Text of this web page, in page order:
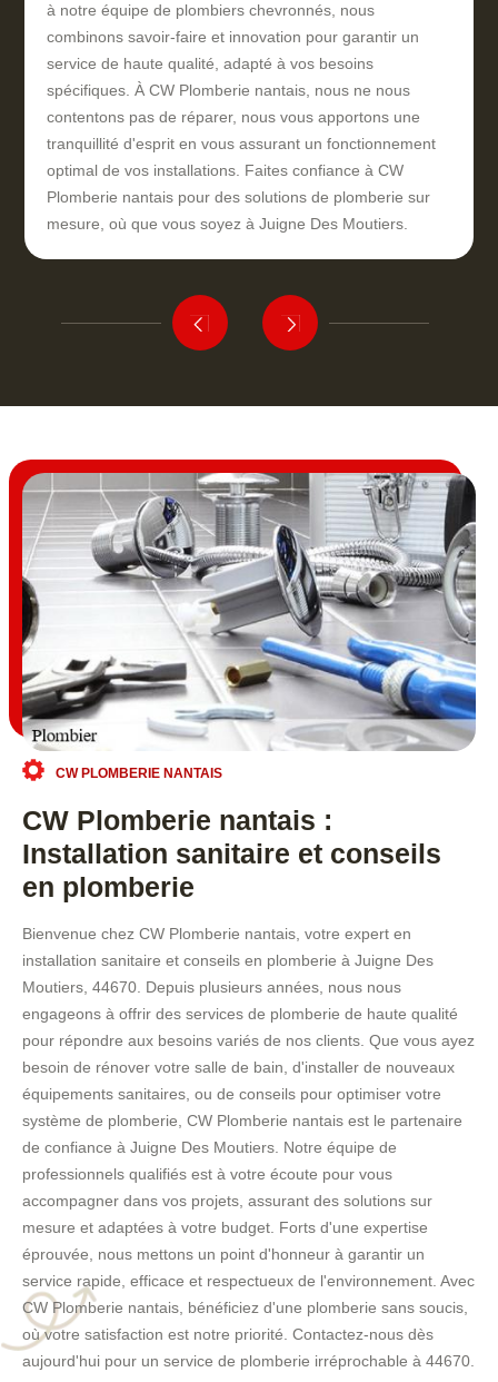
à notre équipe de plombiers chevronnés, nous
combinons savoir-faire et innovation pour garantir un
service de haute qualité, adapté à vos besoins
spécifiques. À CW Plomberie nantais, nous ne nous
contentons pas de réparer, nous vous apportons une
tranquillité d'esprit en vous assurant un fonctionnement
optimal de vos installations. Faites confiance à CW
Plomberie nantais pour des solutions de plomberie sur
mesure, où que vous soyez à Juigne Des Moutiers.
CW PLOMBERIE NANTAIS
CW Plomberie nantais :
Installation sanitaire et conseils
en plomberie
Bienvenue chez CW Plomberie nantais, votre expert en
installation sanitaire et conseils en plomberie à Juigne Des
Moutiers, 44670. Depuis plusieurs années, nous nous
engageons à offrir des services de plomberie de haute qualité
pour répondre aux besoins variés de nos clients. Que vous ayez
besoin de rénover votre salle de bain, d'installer de nouveaux
équipements sanitaires, ou de conseils pour optimiser votre
système de plomberie, CW Plomberie nantais est le partenaire
de confiance à Juigne Des Moutiers. Notre équipe de
professionnels qualifiés est à votre écoute pour vous
accompagner dans vos projets, assurant des solutions sur
mesure et adaptées à votre budget. Forts d'une expertise
éprouvée, nous mettons un point d'honneur à garantir un
service rapide, efficace et respectueux de l'environnement. Avec
CW Plomberie nantais, bénéficiez d'une plomberie sans soucis,
où votre satisfaction est notre priorité. Contactez-nous dès
aujourd'hui pour un service de plomberie irréprochable à 44670.